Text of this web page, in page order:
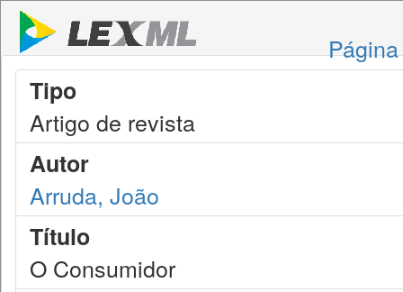
Tipo
Artigo de revista
Autor
Arruda, João
Título
O Consumidor